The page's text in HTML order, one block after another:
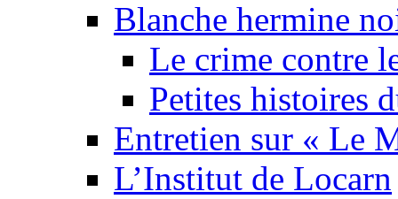
Blanche hermine
Le crime contre
Petites histoires
Entretien sur « Le
L’Institut de Locarn